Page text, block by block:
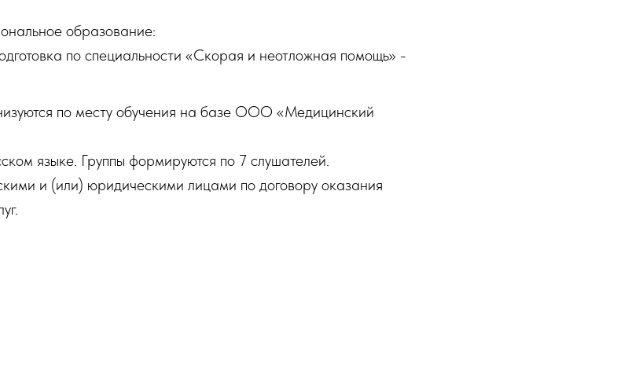
образование:
по специальности «Скорая и неотложная помощь» -
по месту обучения на базе ООО «Медицинский
языке. Группы формируются по 7 слушателей.
и (или) юридическими лицами по договору оказания